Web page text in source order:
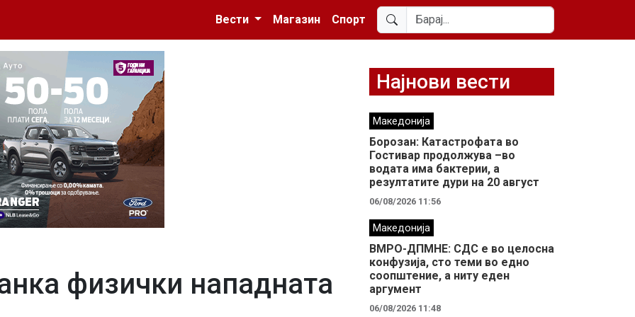
Вести
Магазин Спорт
физички нападната
Најнови вести
Македонија
Борозан: Катастрофата во
Гостивар продолжува –во
водата има бактерии, а
резултатите дури на 20 август
06/08/2026 11:56
Македонија
ВМРО-ДПМНЕ: СДС е во целосна
конфузија, сто теми во едно
соопштение, а ниту еден
аргумент
06/08/2026 11:48